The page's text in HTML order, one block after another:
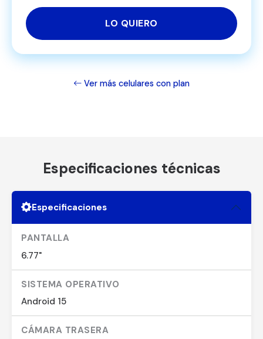
LO QUIERO
Ver más celulares con plan
Especificaciones técnicas
Especificaciones
PANTALLA
6.77"
SISTEMA OPERATIVO
Android 15
CÁMARA TRASERA